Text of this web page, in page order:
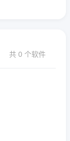
共 0 个软件